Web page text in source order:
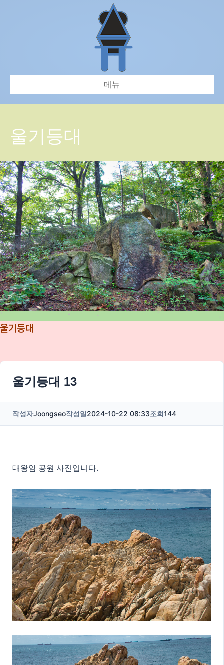
메뉴
울기등대
울기등대
울기등대 13
작성자Joongseo작성일2024-10-22 08:33조회144
대왕암 공원 사진입니다.